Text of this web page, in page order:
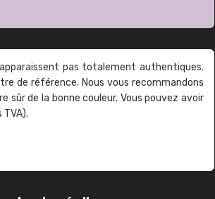
pas totalement authentiques.
de référence. Nous vous recommandons
sûr de la bonne couleur. Vous pouvez avoir
TVA).
Guillaume Euvrard